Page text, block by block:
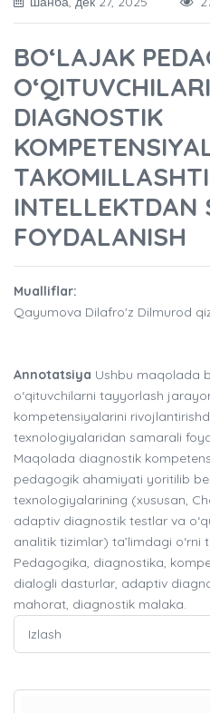
BO‘LAJAK
DIAGNOSTIK
INTELLEKTDAN
FOYDALANISH
Mualliflar:
Qayumova Dilafro'z Dilmurod
Annotatsiya Ushbu maqolada
o‘qituvchilarni tayyorlash
kompetensiyalarini
texnologiyalaridan samarali
Maqolada diagnostik
pedagogik ahamiyati yoritilib
texnologiyalarining (xususan,
adaptiv diagnostik testlar va
analitik tizimlar) ta’limdagi o‘rni
Pedagogika, diagnostika,
dialogli dasturlar, adaptiv
mahorat, diagnostik malaka.